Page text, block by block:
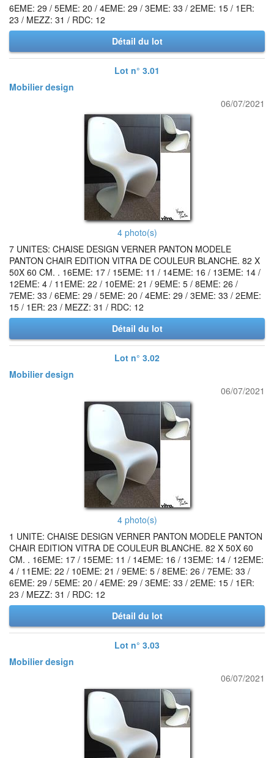
6EME: 29 / 5EME: 20 / 4EME: 29 / 3EME: 33 / 2EME: 15 / 1ER:
23 / MEZZ: 31 / RDC: 12
Détail du lot
Lot n° 3.01
Mobilier design
06/07/2021
4 photo(s)
7 UNITES: CHAISE DESIGN VERNER PANTON MODELE
PANTON CHAIR EDITION VITRA DE COULEUR BLANCHE. 82 X
50X 60 CM. . 16EME: 17 / 15EME: 11 / 14EME: 16 / 13EME: 14 /
12EME: 4 / 11EME: 22 / 10EME: 21 / 9EME: 5 / 8EME: 26 /
7EME: 33 / 6EME: 29 / 5EME: 20 / 4EME: 29 / 3EME: 33 / 2EME:
15 / 1ER: 23 / MEZZ: 31 / RDC: 12
Détail du lot
Lot n° 3.02
Mobilier design
06/07/2021
4 photo(s)
1 UNITE: CHAISE DESIGN VERNER PANTON MODELE PANTON
CHAIR EDITION VITRA DE COULEUR BLANCHE. 82 X 50X 60
CM. . 16EME: 17 / 15EME: 11 / 14EME: 16 / 13EME: 14 / 12EME:
4 / 11EME: 22 / 10EME: 21 / 9EME: 5 / 8EME: 26 / 7EME: 33 /
6EME: 29 / 5EME: 20 / 4EME: 29 / 3EME: 33 / 2EME: 15 / 1ER:
23 / MEZZ: 31 / RDC: 12
Détail du lot
Lot n° 3.03
Mobilier design
06/07/2021